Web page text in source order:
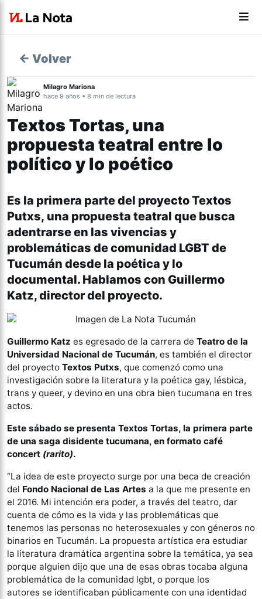
← Volver
Milagro Mariona
hace 9 años • 8 min de lectura
Textos Tortas, una
propuesta teatral entre lo
político y lo poético
Es la primera parte del proyecto Textos
Putxs, una propuesta teatral que busca
adentrarse en las vivencias y
problemáticas de comunidad LGBT de
Tucumán desde la poética y lo
documental. Hablamos con Guillermo
Katz, director del proyecto.
Guillermo Katz es egresado de la carrera de Teatro de la
Universidad Nacional de Tucumán, es también el director
del proyecto Textos Putxs, que comenzó como una
investigación sobre la literatura y la poética gay, lésbica,
trans y queer, y devino en una obra bien tucumana en tres
actos.
Este sábado se presenta Textos Tortas, la primera parte
de una saga disidente tucumana, en formato café
concert (rarito).
“La idea de este proyecto surge por una beca de creación
del Fondo Nacional de Las Artes a la que me presente en
el 2016. Mi intención era poder, a través del teatro, dar
cuenta de cómo es la vida y las problemáticas que
tenemos las personas no heterosexuales y con géneros no
binarios en Tucumán. La propuesta artística era estudiar
la literatura dramática argentina sobre la temática, ya sea
porque alguien dijo que una de esas obras tocaba alguna
problemática de la comunidad lgbt, o porque los
autores se identificaban públicamente con una identidad